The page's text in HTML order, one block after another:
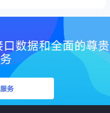
数据和全面的尊贵
务